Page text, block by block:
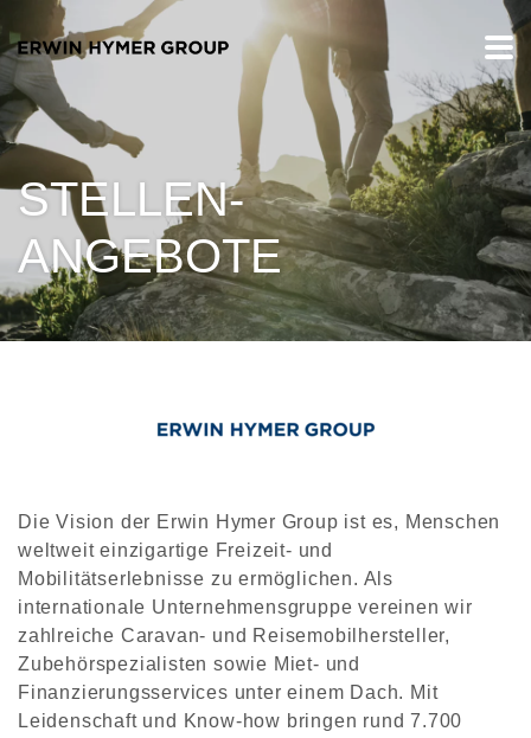
STELLEN-
ANGEBOTE
Die Vision der Erwin Hymer Group ist es, Menschen
weltweit einzigartige Freizeit- und
Mobilitätserlebnisse zu ermöglichen. Als
internationale Unternehmensgruppe vereinen wir
zahlreiche Caravan- und Reisemobilhersteller,
Zubehörspezialisten sowie Miet- und
Finanzierungsservices unter einem Dach. Mit
Leidenschaft und Know-how bringen rund 7.700